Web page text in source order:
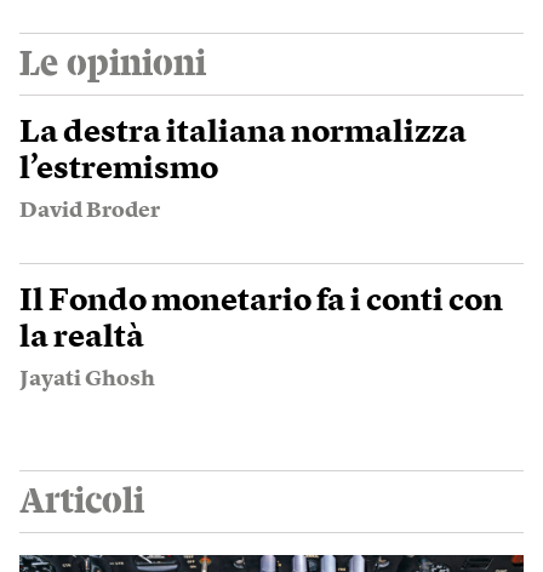
Le opinioni
La destra italiana normalizza
l’estremismo
David Broder
Il Fondo monetario fa i conti con
la realtà
Jayati Ghosh
Articoli